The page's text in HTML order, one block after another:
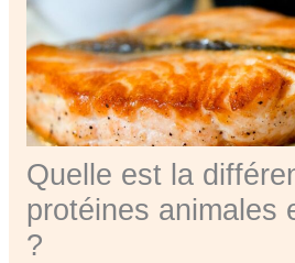
Quelle est la
protéines animales
?